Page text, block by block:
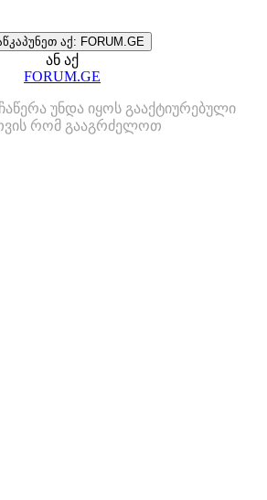
აქ: FORUM.GE
ან აქ
FORUM.GE
უნდა იყოს გააქტიურებული
რომ გააგრძელოთ